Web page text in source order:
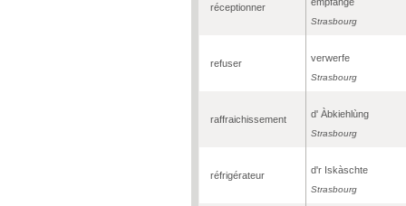
réceptionner
Strasbourg
refuser verwerfe
Strasbourg
raffraichissement d' Àbkiehlùng
Strasbourg
réfrigérateur d'r Iskàschte
Strasbourg